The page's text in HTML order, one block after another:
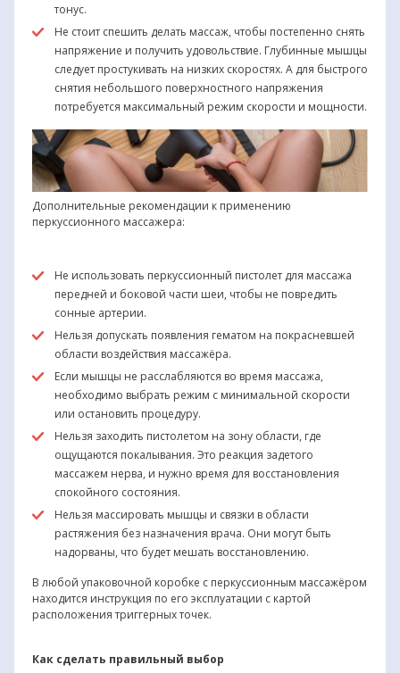
тонус.
Не стоит спешить делать массаж, чтобы постепенно снять
напряжение и получить удовольствие. Глубинные мышцы
следует простукивать на низких скоростях. А для быстрого
снятия небольшого поверхностного напряжения
потребуется максимальный режим скорости и мощности.
Дополнительные рекомендации к применению
перкуссионного массажера:
Не использовать перкуссионный пистолет для массажа
передней и боковой части шеи, чтобы не повредить
сонные артерии.
Нельзя допускать появления гематом на покрасневшей
области воздействия массажёра.
Если мышцы не расслабляются во время массажа,
необходимо выбрать режим с минимальной скорости
или остановить процедуру.
Нельзя заходить пистолетом на зону области, где
ощущаются покалывания. Это реакция задетого
массажем нерва, и нужно время для восстановления
спокойного состояния.
Нельзя массировать мышцы и связки в области
растяжения без назначения врача. Они могут быть
надорваны, что будет мешать восстановлению.
В любой упаковочной коробке с перкуссионным массажёром
находится инструкция по его эксплуатации с картой
расположения триггерных точек.
Как сделать правильный выбор